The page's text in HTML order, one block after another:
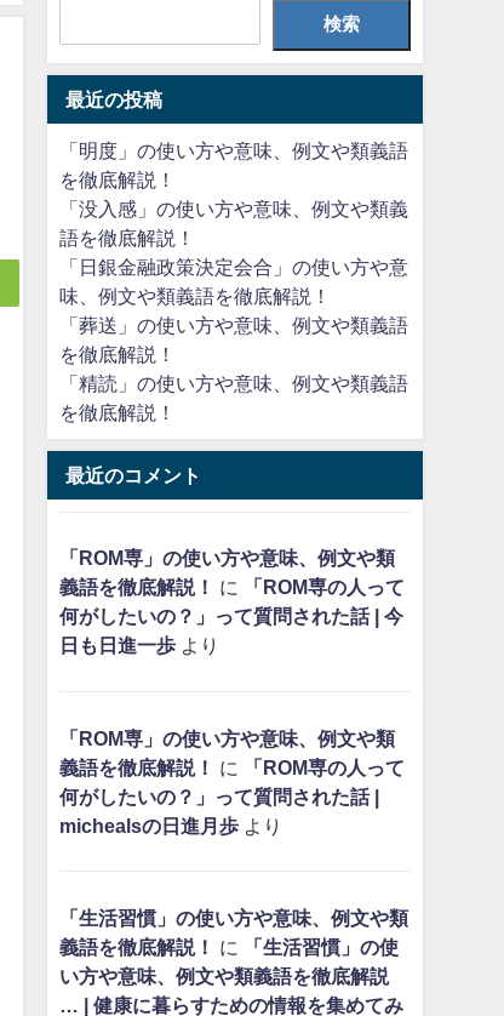
検索
最近の投稿
「明度」の使い方や意味、例文や類義語
を徹底解説！
「没入感」の使い方や意味、例文や類義
語を徹底解説！
「日銀金融政策決定会合」の使い方や意
味、例文や類義語を徹底解説！
「葬送」の使い方や意味、例文や類義語
を徹底解説！
「精読」の使い方や意味、例文や類義語
を徹底解説！
最近のコメント
「ROM専」の使い方や意味、例文や類
義語を徹底解説！
に
「ROM専の人って
何がしたいの？」って質問された話 | 今
日も日進一歩より
「ROM専」の使い方や意味、例文や類
義語を徹底解説！
に
「ROM専の人って
何がしたいの？」って質問された話 |
michealsの日進月歩より
「生活習慣」の使い方や意味、例文や類
義語を徹底解説！
に
「生活習慣」の使
い方や意味、例文や類義語を徹底解説
… | 健康に暮らすための情報を集めてみ